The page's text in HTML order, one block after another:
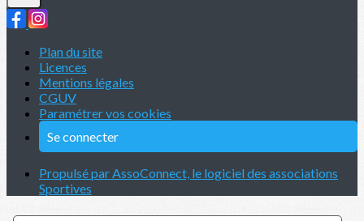
Plan du site
Licences
Mentions légales
CGUV
Paramétrer vos cookies
Se connecter
Propulsé par AssoConnect, le logiciel des associations
Sportives